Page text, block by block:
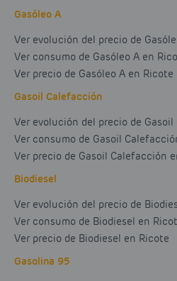
Gasóleo A
Ver evolución del precio de
Ver consumo de Gasóleo A en
Ver precio de Gasóleo A en Ricote
Gasoil Calefacción
Ver evolución del precio de
Ver consumo de Gasoil
Ver precio de Gasoil Calefacción
Biodiesel
Ver evolución del precio de
Ver consumo de Biodiesel en
Ver precio de Biodiesel en Ricote
Gasolina 95